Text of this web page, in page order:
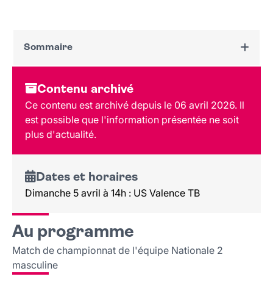
Sommaire
Dates et horaires
Au programme
Tarif et réservation
Public
Lieu et contact
Contenu archivé
Ce contenu est archivé depuis le 06 avril 2026. Il
est possible que l'information présentée ne soit
plus d'actualité.
Dates et horaires
Dimanche 5 avril à 14h : US Valence TB
Au programme
Match de championnat de l'équipe Nationale 2
masculine